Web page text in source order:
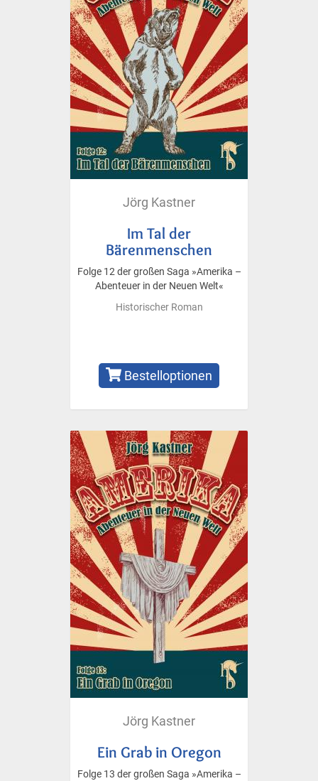
Jörg Kastner
Im Tal der
Bärenmenschen
Folge 12 der großen Saga »Amerika –
Abenteuer in der Neuen Welt«
Historischer Roman
Bestelloptionen
Jörg Kastner
Ein Grab in Oregon
Folge 13 der großen Saga »Amerika –